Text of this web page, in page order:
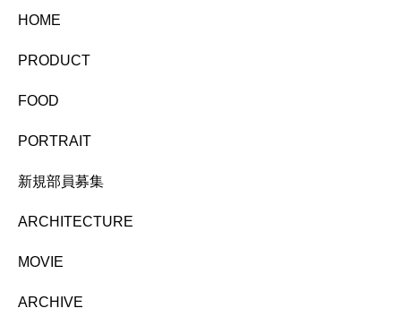
HOME
PRODUCT
FOOD
PORTRAIT
新規部員募集
ARCHITECTURE
MOVIE
ARCHIVE